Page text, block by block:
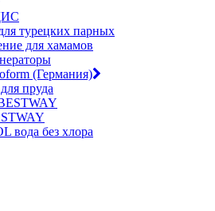
турецких парных
для хамамов
(Германия)
пруда
вода без хлора